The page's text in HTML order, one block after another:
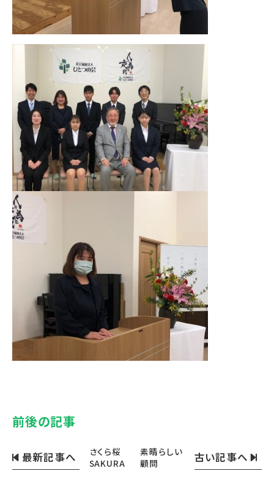
前後の記事
最新記事へ
さくら桜
SAKURA
古い記事へ
素晴らしい
顧問